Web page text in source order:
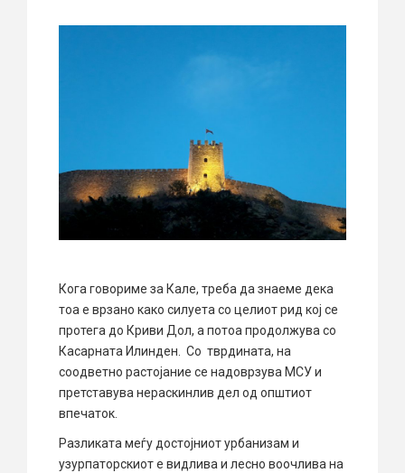
Кога говориме за Кале, треба да знаеме дека
тоа е врзано како силуета со целиот рид кој се
протега до Криви Дол, а потоа продолжува со
Касарната Илинден. Со тврдината, на
соодветно растојание се надоврзува МСУ и
претставува нераскинлив дел од општиот
впечаток.
Разликата меѓу достојниот урбанизам и
узурпаторскиот е видлива и лесно воочлива на